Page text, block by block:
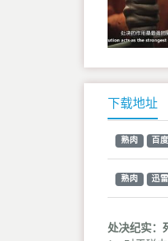
下载地址
熟肉 百
熟肉 迅
处决纪实：